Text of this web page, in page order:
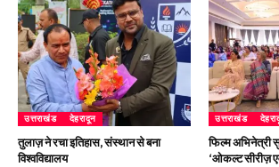
उत्तराखंड देहरादून
तुलाज़ ने रचा इतिहास, संस्थान से बना
विश्वविद्यालय
उत्तराखंड
फिल्म अभिनेत्री
‘ओकल्ट सीरीज़